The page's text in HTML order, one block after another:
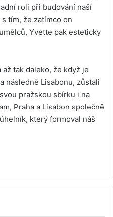
roli při budování naší
tím, že zatímco on
Yvette pak esteticky
až tak daleko, že když je
následně Lisabonu, zůstali
pražskou sbírku i na
Praha a Lisabon společně
který formoval náš